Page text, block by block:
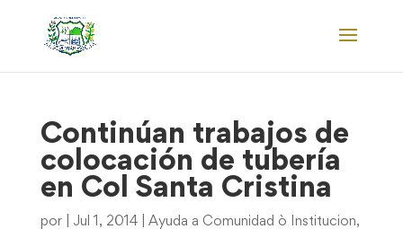
Continúan trabajos de
colocación de tubería
en Col Santa Cristina
por Jul 1, 2014| Ayuda a Comunidad ò Institucion,